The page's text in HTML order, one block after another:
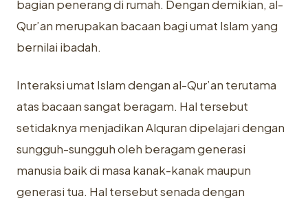
bagian penerang di rumah. Dengan demikian, al-
Qur’an merupakan bacaan bagi umat Islam yang
bernilai ibadah.
Interaksi umat Islam dengan al-Qur’an terutama
atas bacaan sangat beragam. Hal tersebut
setidaknya menjadikan Alquran dipelajari dengan
sungguh-sungguh oleh beragam generasi
manusia baik di masa kanak-kanak maupun
generasi tua. Hal tersebut senada dengan